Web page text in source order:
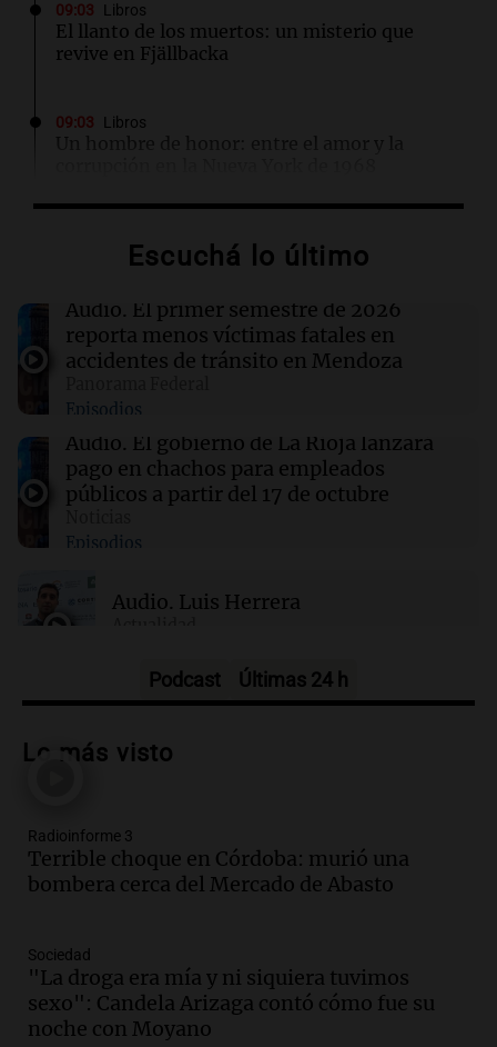
09:03 Libros
El llanto de los muertos: un misterio que
revive en Fjällbacka
09:03 Libros
Un hombre de honor: entre el amor y la
Aerolíneas Argentinas cerró 2025 con
09:01 Mundo
Acuerdo de defensa mutua entre Turquía,
tensiones en Oriente Medio
08:58 Primera Plana Rosario
El Conicet y el Museo Castagnino invitan a
Escuchá lo último
Audio. El primer semestre de 2026
reporta menos víctimas fatales en
accidentes de tránsito en Mendoza
Episodios
Audio. El gobierno de La Rioja lanzará
pago en chachos para empleados
públicos a partir del 17 de octubre
Episodios
Audio. Luis Herrera
Audio.Los empleados públicos en
privados, según un estudio
Audio.Disminuyen las víctimas fatales
por accidentes de tránsito en el primer
semestre del 2026
Audio.Disminuyen las víctimas fatales
por accidentes de tránsito en el primer
semestre de 2026
Podcast Últimas 24 h
Lo más visto
Radioinforme 3
Terrible choque en Córdoba: murió una
bombera cerca del Mercado de Abasto
Sociedad
"La droga era mía y ni siquiera tuvimos
sexo": Candela Arizaga contó cómo fue su
noche con Moyano